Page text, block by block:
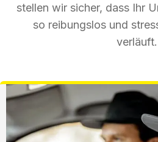
stellen wir sicher, dass Ihr
so reibungslos und
verläuft.